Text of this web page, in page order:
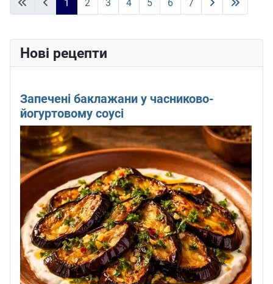
1 2 3 4 5 6 7
Нові рецепти
Запечені баклажани у часниково-
йогуртовому соусі